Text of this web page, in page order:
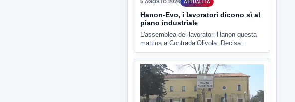
▶
Hanon-Evo, i lavoratori dicono sì al
piano industriale
L'assemblea dei lavoratori Hanon questa
mattina a Contrada Olivola. Decisa...